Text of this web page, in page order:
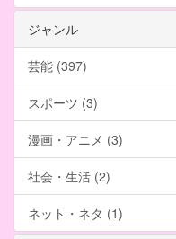
ジャンル
芸能 (397)
スポーツ (3)
漫画・アニメ (3)
社会・生活 (2)
ネット・ネタ (1)